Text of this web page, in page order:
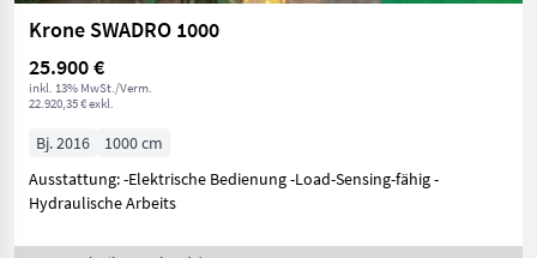
Krone SWADRO 1000
25.900 €
inkl. 13% MwSt./Verm.
22.920,35 € exkl.
Bj. 2016
1000 cm
Ausstattung: -Elektrische Bedienung -Load-Sensing-fähig -
Hydraulische Arbeits